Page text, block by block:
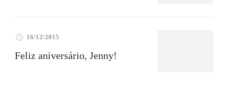
16/12/2015
Feliz aniversário, Jenny!